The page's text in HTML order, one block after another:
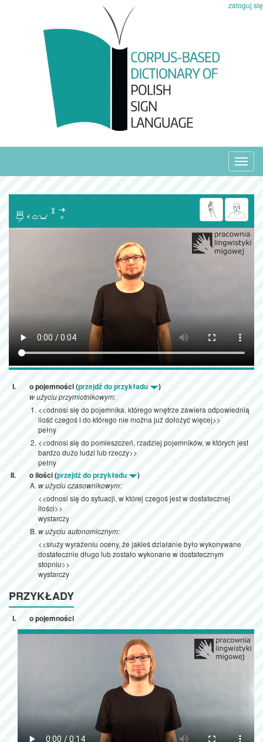
zaloguj się

o pojemności (przejdź do przykładu )
w użyciu przymiotnikowym:
<<odnosi się do pojemnika, którego wnętrze zawiera odpowiednią
ilość czegoś i do którego nie można już dołożyć więcej>>
pełny
<<odnosi się do pomieszczeń, rzadziej pojemników, w których jest
bardzo dużo ludzi lub rzeczy>>
pełny
o ilości (przejdź do przykładu )
w użyciu czasownikowym:
<<odnosi się do sytuacji, w której czegoś jest w dostatecznej
ilości>>
wystarczy
w użyciu autonomicznym:
<<służy wyrażeniu oceny, że jakieś działanie było wykonywane
dostatecznie długo lub zostało wykonane w dostatecznym
stopniu>>
wystarczy
PRZYKŁADY
o pojemności